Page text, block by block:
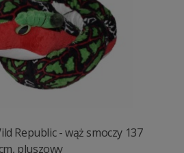
Republic - wąż smoczy 137
cm, pluszowy